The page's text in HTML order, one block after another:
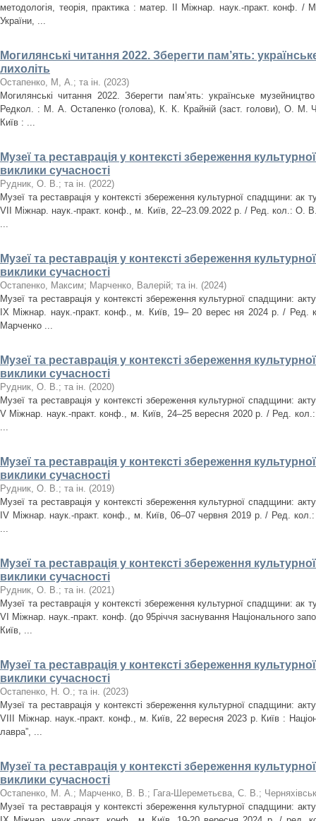
методологія, теорія, практика : матер. ІІ Міжнар. наук.-практ. конф. /
України, ...
Могилянські читання 2022. Зберегти пам’ять:
лихоліть
Остапенко, М, А.; та ін. (2023)
Могилянські читання 2022. Зберегти пам’ять: українське
Редкол. : М. А. Остапенко (голова), К. К. Крайній (заст. голови), О. М.
Київ : ...
Музеї та реставрація у контексті збереження
виклики сучасності
Рудник, О. В.; та ін. (2022)
Музеї та реставрація у контексті збереження культурної спадщини: ак
VІІ Міжнар. наук.-практ. конф., м. Київ, 22–23.09.2022 р. / Ред. кол.: О.
...
Музеї та реставрація у контексті збереження
виклики сучасності
Остапенко, Максим; Марченко, Валерій; та ін. (2024)
Музеї та реставрація у контексті збереження культурної спадщини:
IX Міжнар. наук.-практ. конф., м. Київ, 19– 20 верес ня 2024 р. /
Марченко ...
Музеї та реставрація у контексті збереження
виклики сучасності
Рудник, О. В.; та ін. (2020)
Музеї та реставрація у контексті збереження культурної спадщини:
V Міжнар. наук.-практ. конф., м. Київ, 24–25 вересня 2020 р. / Ред.
...
Музеї та реставрація у контексті збереження
виклики сучасності
Рудник, О. В.; та ін. (2019)
Музеї та реставрація у контексті збереження культурної спадщини:
IV Міжнар. наук.-практ. конф., м. Київ, 06–07 червня 2019 р. / Ред.
...
Музеї та реставрація у контексті збереження
виклики сучасності
Рудник, О. В.; та ін. (2021)
Музеї та реставрація у контексті збереження культурної спадщини: ак
VІ Міжнар. наук.-практ. конф. (до 95річчя заснування Національного
Київ, ...
Музеї та реставрація у контексті збереження
виклики сучасності
Остапенко, Н. О.; та ін. (2023)
Музеї та реставрація у контексті збереження культурної спадщини:
VІIІ Міжнар. наук.-практ. конф., м. Київ, 22 вересня 2023 р. Київ :
лавра”, ...
Музеї та реставрація у контексті збереження
виклики сучасності
Остапенко, М. А.; Марченко, В. В.; Гага-Шереметьєва, С. В.;
Музеї та реставрація у контексті збереження культурної спадщини: